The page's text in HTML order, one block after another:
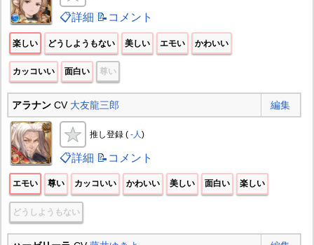
📋詳細 📝コメント
楽しい どうしようもない 美しい エモい かわいい
カッコいい 面白い 尊い
アラナンCV 大友龍三郎 編集
推し登録 ( -人)
📋詳細 📝コメント
エモい 尊い カッコいい かわいい 美しい 面白い 楽しい
どうしようもない